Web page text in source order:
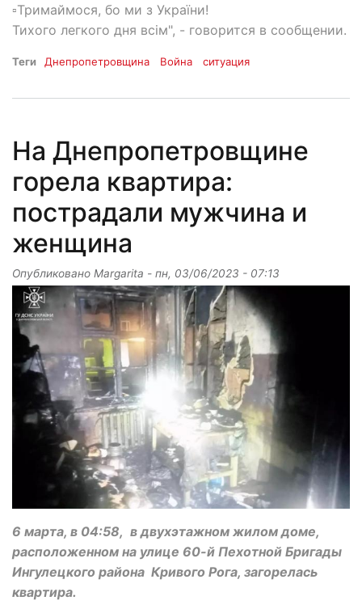
▫️Тримаймося, бо ми з України!
Тихого легкого дня всім", - говорится в сообщении.
Теги Днепропетровщина Война ситуация
На Днепропетровщине
горела квартира:
пострадали мужчина и
женщина
Опубликовано Margarita - пн, 03/06/2023 - 07:13
6 марта, в 04:58, в двухэтажном жилом доме,
расположенном на улице 60-й Пехотной Бригады
Ингулецкого района Кривого Рога, загорелась
квартира.